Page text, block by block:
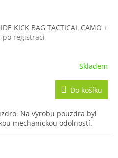
KICK BAG TACTICAL CAMO +
po registraci
Skladem
Do košíku
Na výrobu pouzdra byl
mechanickou odolností.